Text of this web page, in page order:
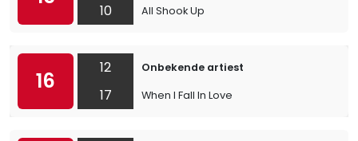
10
All Shook Up
16
12
17
Onbekende artiest
When I Fall In Love